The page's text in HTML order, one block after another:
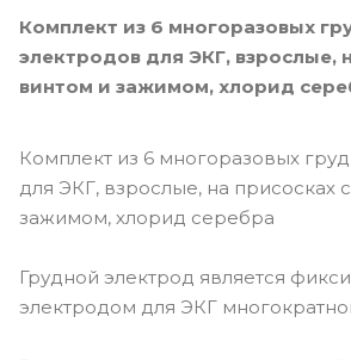
Комплект из 6 многоразовых
электродов для ЭКГ, взрослые,
винтом и зажимом, хлорид
Комплект из 6 многоразовых
для ЭКГ, взрослые, на присосках
зажимом, хлорид серебра
Грудной электрод является
электродом для ЭКГ